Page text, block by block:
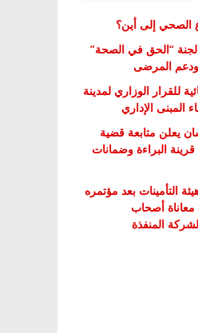
الصحي إلى أين؟
“الحق في الصحة”
ودعم المرضى
للقرار الوزاري لمدينة
المبنى الإداري
يعلن متابعة قضية
البراءة وضمانات
التأمينات بعد مؤتمره
معاناة أصحاب
المنفذة